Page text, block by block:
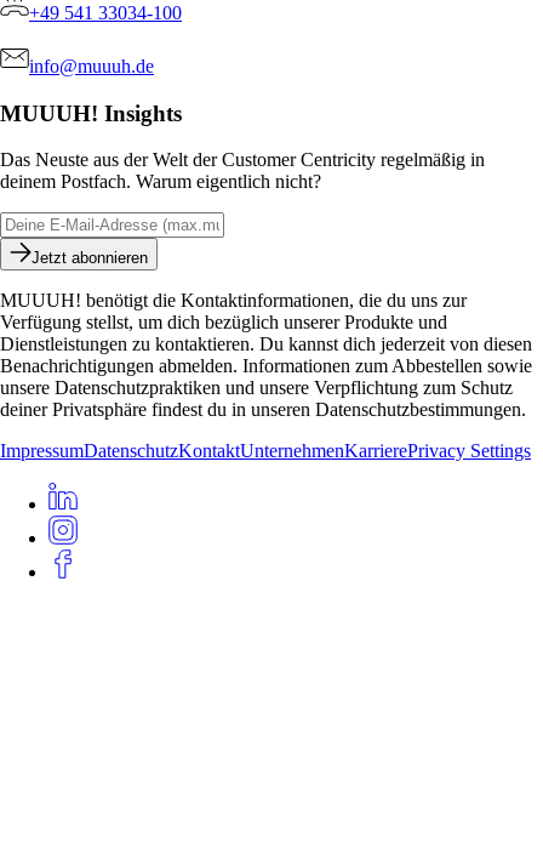
+49 541 33034-100
info@muuuh.de
MUUUH! Insights
Das Neuste aus der Welt der Customer Centricity regelmäßig in
deinem Postfach. Warum eigentlich nicht?
Jetzt abonnieren
MUUUH! benötigt die Kontaktinformationen, die du uns zur
Verfügung stellst, um dich bezüglich unserer Produkte und
Dienstleistungen zu kontaktieren. Du kannst dich jederzeit von diesen
Benachrichtigungen abmelden. Informationen zum Abbestellen sowie
unsere Datenschutzpraktiken und unsere Verpflichtung zum Schutz
deiner Privatsphäre findest du in unseren Datenschutzbestimmungen.
ImpressumDatenschutzKontaktUnternehmenKarrierePrivacy Settings